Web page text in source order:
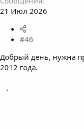
21 Июл 2026
#46
Добрый день, нужна
2012 года.